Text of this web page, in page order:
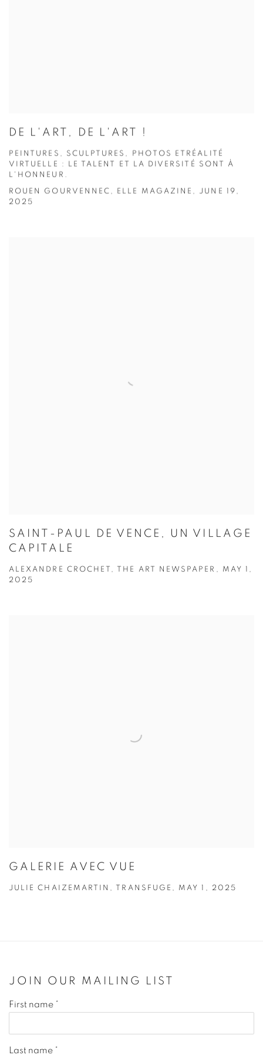
DE L'ART, DE L'ART !
PEINTURES, SCULPTURES, PHOTOS ETRÉALITÉ
VIRTUELLE : LE TALENT ET LA DIVERSITÉ SONT À
L'HONNEUR.
ROUEN GOURVENNEC, ELLE MAGAZINE, JUNE 19,
2025
SAINT-PAUL DE VENCE, UN VILLAGE
CAPITALE
ALEXANDRE CROCHET, THE ART NEWSPAPER, MAY 1,
2025
GALERIE AVEC VUE
JULIE CHAIZEMARTIN, TRANSFUGE, MAY 1, 2025
JOIN OUR MAILING LIST
First name *
Last name *